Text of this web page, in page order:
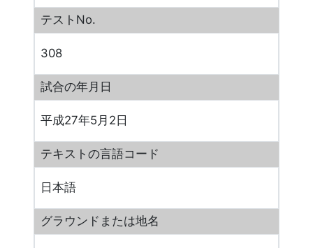
テストNo.
308
試合の年月日
平成27年5月2日
テキストの言語コード
日本語
グラウンドまたは地名